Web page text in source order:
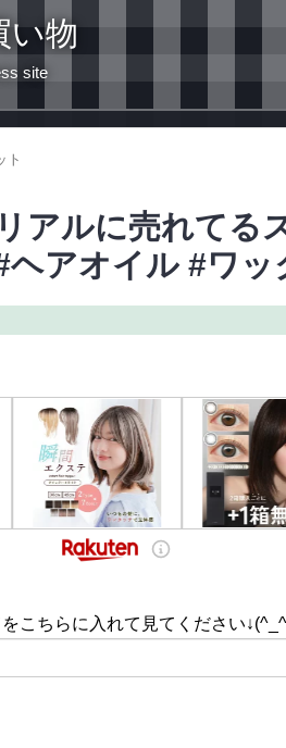
い物
site
ト
アルに売れてる
ヘアオイル #ワッ
こちらに入れて見てください